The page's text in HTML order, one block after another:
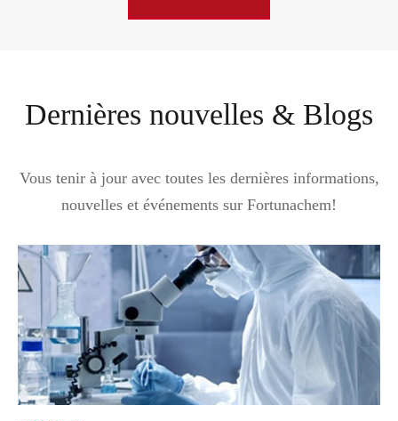
Dernières nouvelles & Blogs
Vous tenir à jour avec toutes les dernières informations,
nouvelles et événements sur Fortunachem!